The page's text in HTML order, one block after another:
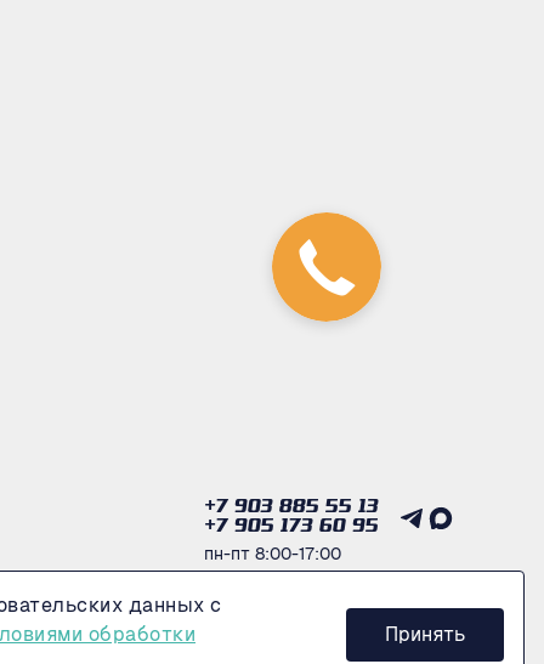
+7 903 885 55 13
+7 905 173 60 95
пн-пт 8:00-17:00
Получить консультацию
данных с
обработки
Принять